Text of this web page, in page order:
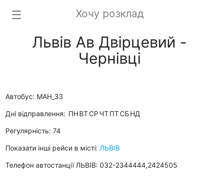
Хочу розклад
☰
Львів Ав Двірцевий -
Чернівці
Автобус: МАН_33
Дні відправлення: ПН ВТСР ЧТ ПТСБ НД
Регулярність: 74
Показати інші рейси в місті: ЛЬВІВ
Телефон автостанції ЛЬВІВ: 032-2344444,2424505